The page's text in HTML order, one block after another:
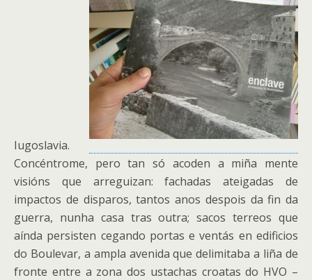
Iugoslavia.
Concéntrome, pero tan só acoden a miña mente
visións que arreguizan: fachadas ateigadas de
impactos de disparos, tantos anos despois da fin da
guerra, nunha casa tras outra; sacos terreos que
aínda persisten cegando portas e ventás en edificios
do Boulevar, a ampla avenida que delimitaba a liña de
fronte entre a zona dos ustachas croatas do HVO –